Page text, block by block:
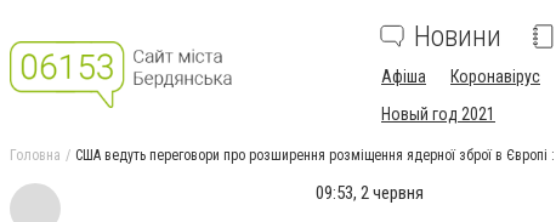
Новини
Афіша Коронавірус
Новый год 2021
Головна США ведуть переговори про розширення розміщення ядерної зброї в Європі
09:53, 2 червня